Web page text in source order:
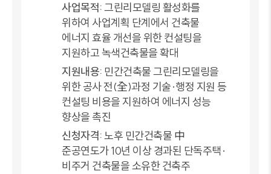
사업목적:그린리모델링 활성화를
위하여 사업계획 단계에서 건축물
에너지 효율 개선을 위한 컨설팅을
지원하고 녹색건축물을 확대
지원내용: 민간건축물 그린리모델링을
위한 공사 전(全)과정 기술·행정 지원 등
컨설팅 비용을 지원하여 에너지 성능
향상을 촉진
신청자격:노후 민간건축물 中
준공연도가 10년 이상 경과된 단독주택·
비주거 건축물을 소유한 건축주